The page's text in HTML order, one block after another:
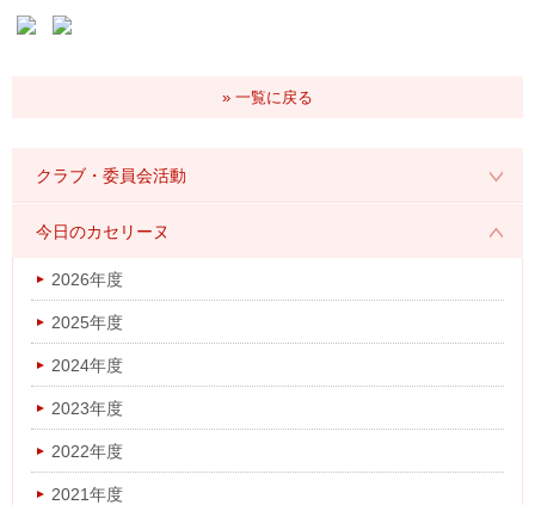
» 一覧に戻る
クラブ・委員会活動
2026年度
今日のカセリーヌ
2026年度
2025年度
2024年度
2023年度
2022年度
2021年度